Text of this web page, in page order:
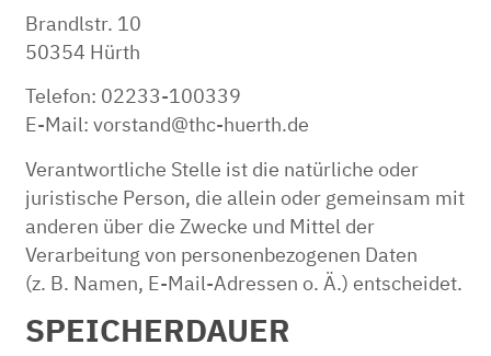
Brandlstr. 10
50354 Hürth
Telefon: 02233-100339
E-Mail: vorstand@thc-huerth.de
Verantwortliche Stelle ist die natürliche oder
juristische Person, die allein oder gemeinsam mit
anderen über die Zwecke und Mittel der
Verarbeitung von personenbezogenen Daten
(z. B. Namen, E-Mail-Adressen o. Ä.) entscheidet.
SPEICHERDAUER